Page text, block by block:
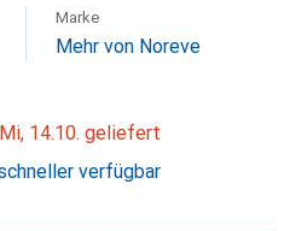
Marke
Mehr von Noreve
Mi, 14.10. geliefert
verfügbar